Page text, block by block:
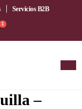
Servicios B2B
1
–